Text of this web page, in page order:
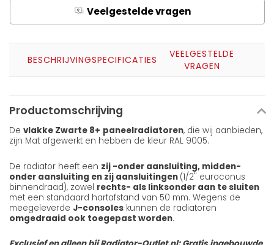
Q Veelgestelde vragen
BESCHRIJVINGSPECIFICATIES
VEELGESTELDE
VRAGEN
Productomschrijving
De vlakke Zwarte 8+ paneelradiatoren, die wij aanbieden,
zijn Mat afgewerkt en hebben de kleur RAL 9005.
De radiator heeft een zij -onder aansluiting, midden-
onder aansluiting en zij aansluitingen (1/2" euroconus
binnendraad), zowel rechts- als linksonder aan te sluiten
met een standaard hartafstand van 50 mm. Wegens de
meegeleverde J-consoles kunnen de radiatoren
omgedraaid ook toegepast worden.